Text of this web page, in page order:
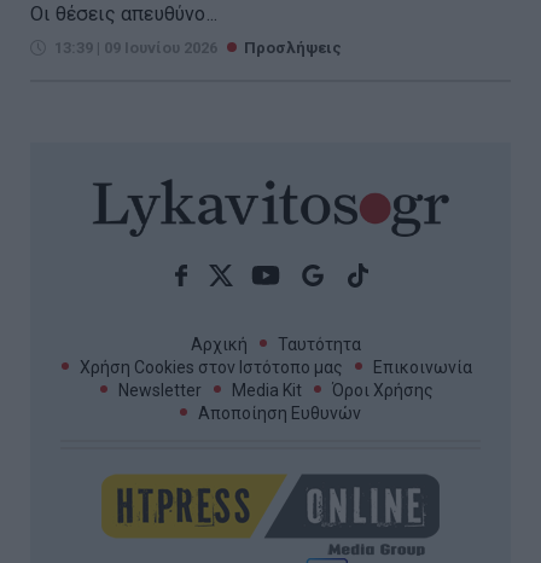
Οι θέσεις απευθύνο...
13:39 | 09 Ιουνίου 2026 Προσλήψεις
Αρχική
Ταυτότητα
Χρήση Cookies στον Ιστότοπο μας
Επικοινωνία
Newsletter
Media Kit
Όροι Χρήσης
Αποποίηση Ευθυνών